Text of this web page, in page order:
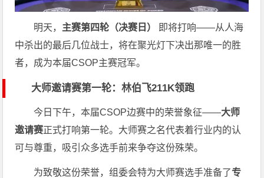
明天， 主赛第四轮（决赛日）
即将打响——从人海
中杀出的最后几位战士，将在聚光灯下决出那唯一的胜
者，成为本届CSOP主赛冠军。
大师邀请赛第一轮：林伯飞211K领跑
今日下午，本届CSOP边赛中的荣誉象征——大师
邀请赛正式打响第一轮。大师赛之名代表着行业内的认
可与尊重，吸引众多选手前来争夺这份殊荣。
为致敬这份荣誉，组委会特为大师赛选手准备了专